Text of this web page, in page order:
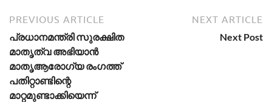
PREVIOUS ARTICLE
പ്രധാനമന്ത്രി സുരക്ഷിത
മാതൃത്വ അഭിയാൻ
മാതൃആരോഗ്യ രംഗത്ത്
പതിറ്റാണ്ടിന്റെ
മാറ്റമുണ്ടാക്കിയെന്ന്
NEXT ARTICLE
Next Post